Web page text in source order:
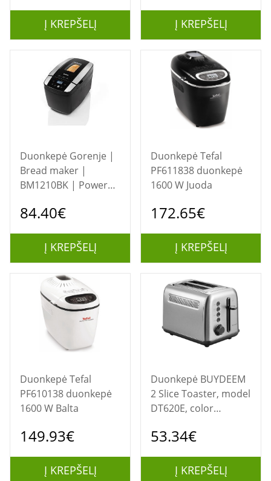
Į KREPŠELĮ
12 | Display Yes |
Black/Stainless steel
Į KREPŠELĮ
Duonkepė Gorenje |
Bread maker |
BM1210BK | Power
programs 12 |
84.40€
Į KREPŠELĮ
Duonkepė Tefal
PF611838 duonkepė
1600 W Juoda
172.65€
Į KREPŠELĮ
Duonkepė Tefal
PF610138 duonkepė
1600 W Balta
149.93€
Į KREPŠELĮ
Duonkepė BUYDEEM
2 Slice Toaster, model
DT620E, color
53.34€
Į KREPŠELĮ